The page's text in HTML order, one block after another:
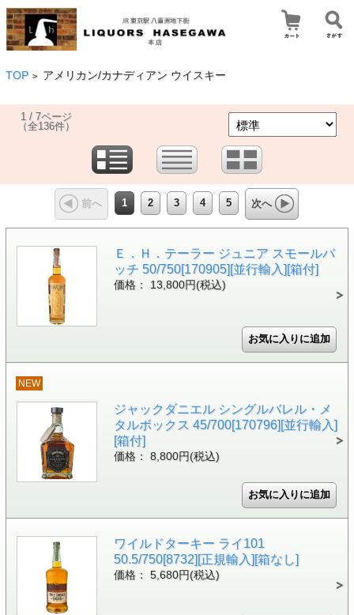
TOP > アメリカン/カナディアン ウイスキー
1 / 7ページ
（全136件）
前へ 1 2 3 4 5 次へ
Ｅ．Ｈ．テーラー ジュニア スモールバ
ッチ 50/750[170905][並行輸入][箱付]
価格： 13,800円(税込)
NEW
ジャックダニエル シングルバレル・メ
タルボックス 45/700[170796][並行輸入]
[箱付]
価格： 8,800円(税込)
ワイルドターキー ライ101
50.5/750[8732][正規輸入][箱なし]
価格： 5,680円(税込)